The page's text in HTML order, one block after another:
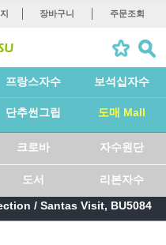
장바구니 주문조회
프랑스자수 보석십자수
단추썬그립 도매 Mall
크로바 자수원단
도서 리본자수
/ Santas Visit, BU5084